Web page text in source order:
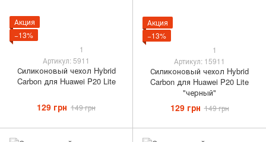
Акция
−13%
1
Артикул: 5911
Силиконовый чехол Hybrid
Carbon для Huawei P20 Lite
129 грн 149 грн
Акция
−13%
1
Артикул: 15911
Силиконовый чехол Hybrid
Carbon для Huawei P20 Lite
"черный"
129 грн 149 грн